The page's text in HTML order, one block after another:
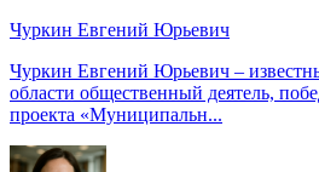
Чуркин Евгений Юрьевич
Чуркин Евгений Юрьевич –
области общественный деятель,
проекта «Муниципальн...